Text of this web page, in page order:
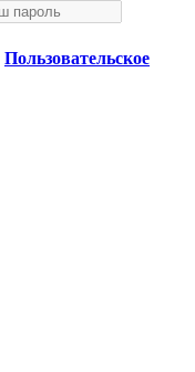
Пользовательское